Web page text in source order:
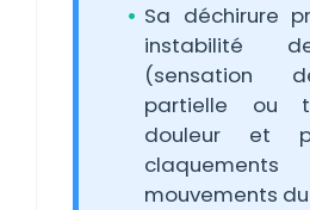
Sa déchirure
instabilité
(sensation
partielle ou
douleur et
mouvements